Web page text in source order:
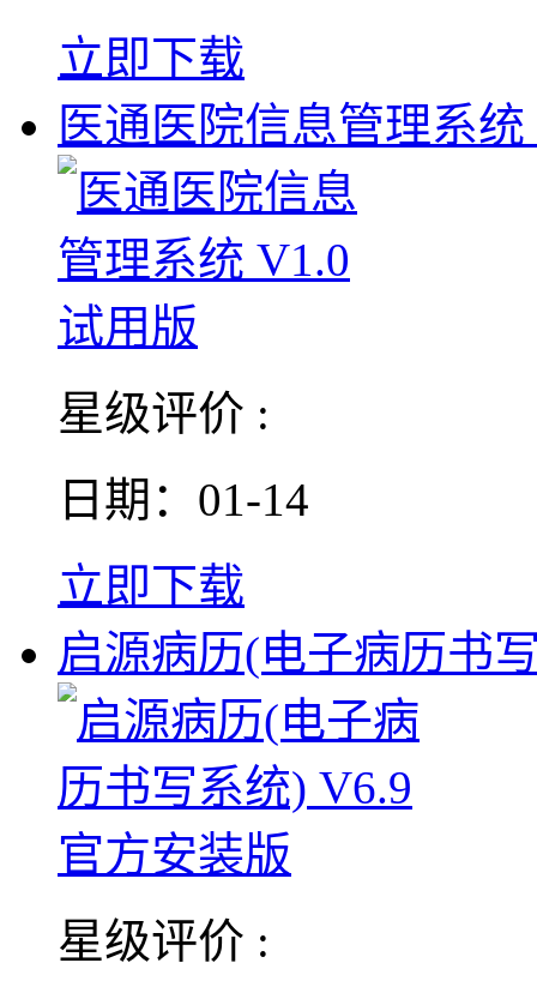
立即下载
医通医院信息管理系统
星级评价 :
日期：01-14
立即下载
启源病历(电子病历书
星级评价 :